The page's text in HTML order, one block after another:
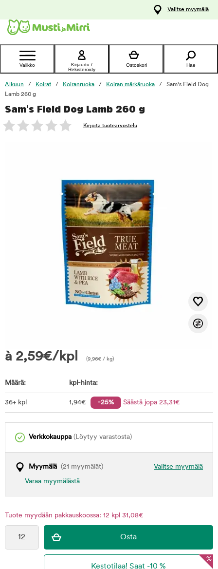
Ota yhteyttä
asiakaspalveluun
Valitse myymälä
Valikko
Kirjaudu /
Rekisteröidy
Ostoskori Hae
Alkuun Koirat Koiranruoka Koiran märkäruoka
Sam's Field Dog
Lamb 260 g
Sam's Field Dog Lamb 260 g
Kirjoita tuotearvostelu
à 2,59€/kpl (9,96€ / kg)
Määrä: kpl-hinta:
36+ kpl 1,94€ -25% Säästä jopa 23,31€
Verkkokauppa (Löytyy varastosta)
Valitse myymälä
Myymälä (21 myymälät)
Varaa myymälästä
Tuote myydään pakkauskoossa: 12 kpl 31,08€
foo
%